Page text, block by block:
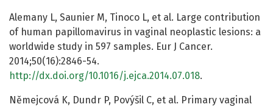
Alemany L, Saunier M, Tinoco L, et al. Large contribution
of human papillomavirus in vaginal neoplastic lesions: a
worldwide study in 597 samples. Eur J Cancer.
2014;50(16):2846-54.
http://dx.doi.org/10.1016/j.ejca.2014.07.018.
Němejcová K, Dundr P, Povýšil C, et al. Primary vaginal